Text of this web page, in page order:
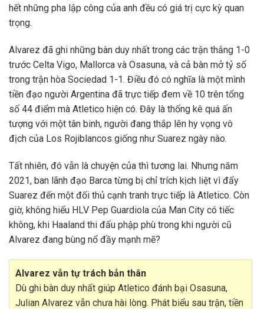
hết những pha lập công của anh đều có giá trị cực kỳ quan
trọng.
Alvarez đã ghi những bàn duy nhất trong các trận thắng 1-0
trước Celta Vigo, Mallorca và Osasuna, và cả bàn mở tỷ số
trong trận hòa Sociedad 1-1. Điều đó có nghĩa là một mình
tiền đạo người Argentina đã trực tiếp đem về 10 trên tổng
số 44 điểm mà Atletico hiện có. Đây là thống kê quá ấn
tượng với một tân binh, người đang thắp lên hy vọng vô
địch của Los Rojiblancos giống như Suarez ngày nào.
Tất nhiên, đó vẫn là chuyện của thì tương lai. Nhưng năm
2021, ban lãnh đạo Barca từng bị chỉ trích kịch liệt vì đẩy
Suarez đến một đối thủ cạnh tranh trực tiếp là Atletico. Còn
giờ, không hiểu HLV Pep Guardiola của Man City có tiếc
không, khi Haaland thi đấu phập phù trong khi người cũ
Alvarez đang bùng nổ đầy mạnh mẽ?
Alvarez vẫn tự trách bản thân
Dù ghi bàn duy nhất giúp Atletico đánh bại Osasuna,
Julian Alvarez vẫn chưa hài lòng. Phát biểu sau trận, tiền